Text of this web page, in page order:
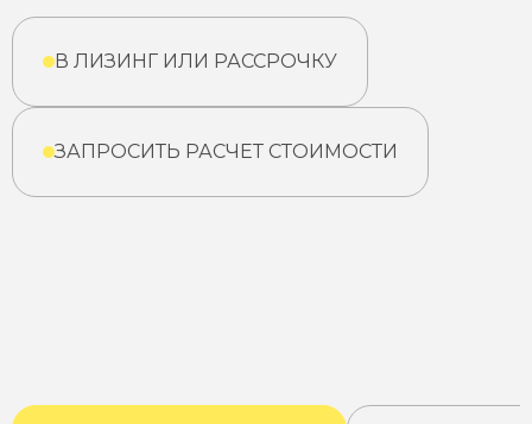
В ЛИЗИНГ ИЛИ РАССРОЧКУ
ЗАПРОСИТЬ РАСЧЕТ СТОИМОСТИ